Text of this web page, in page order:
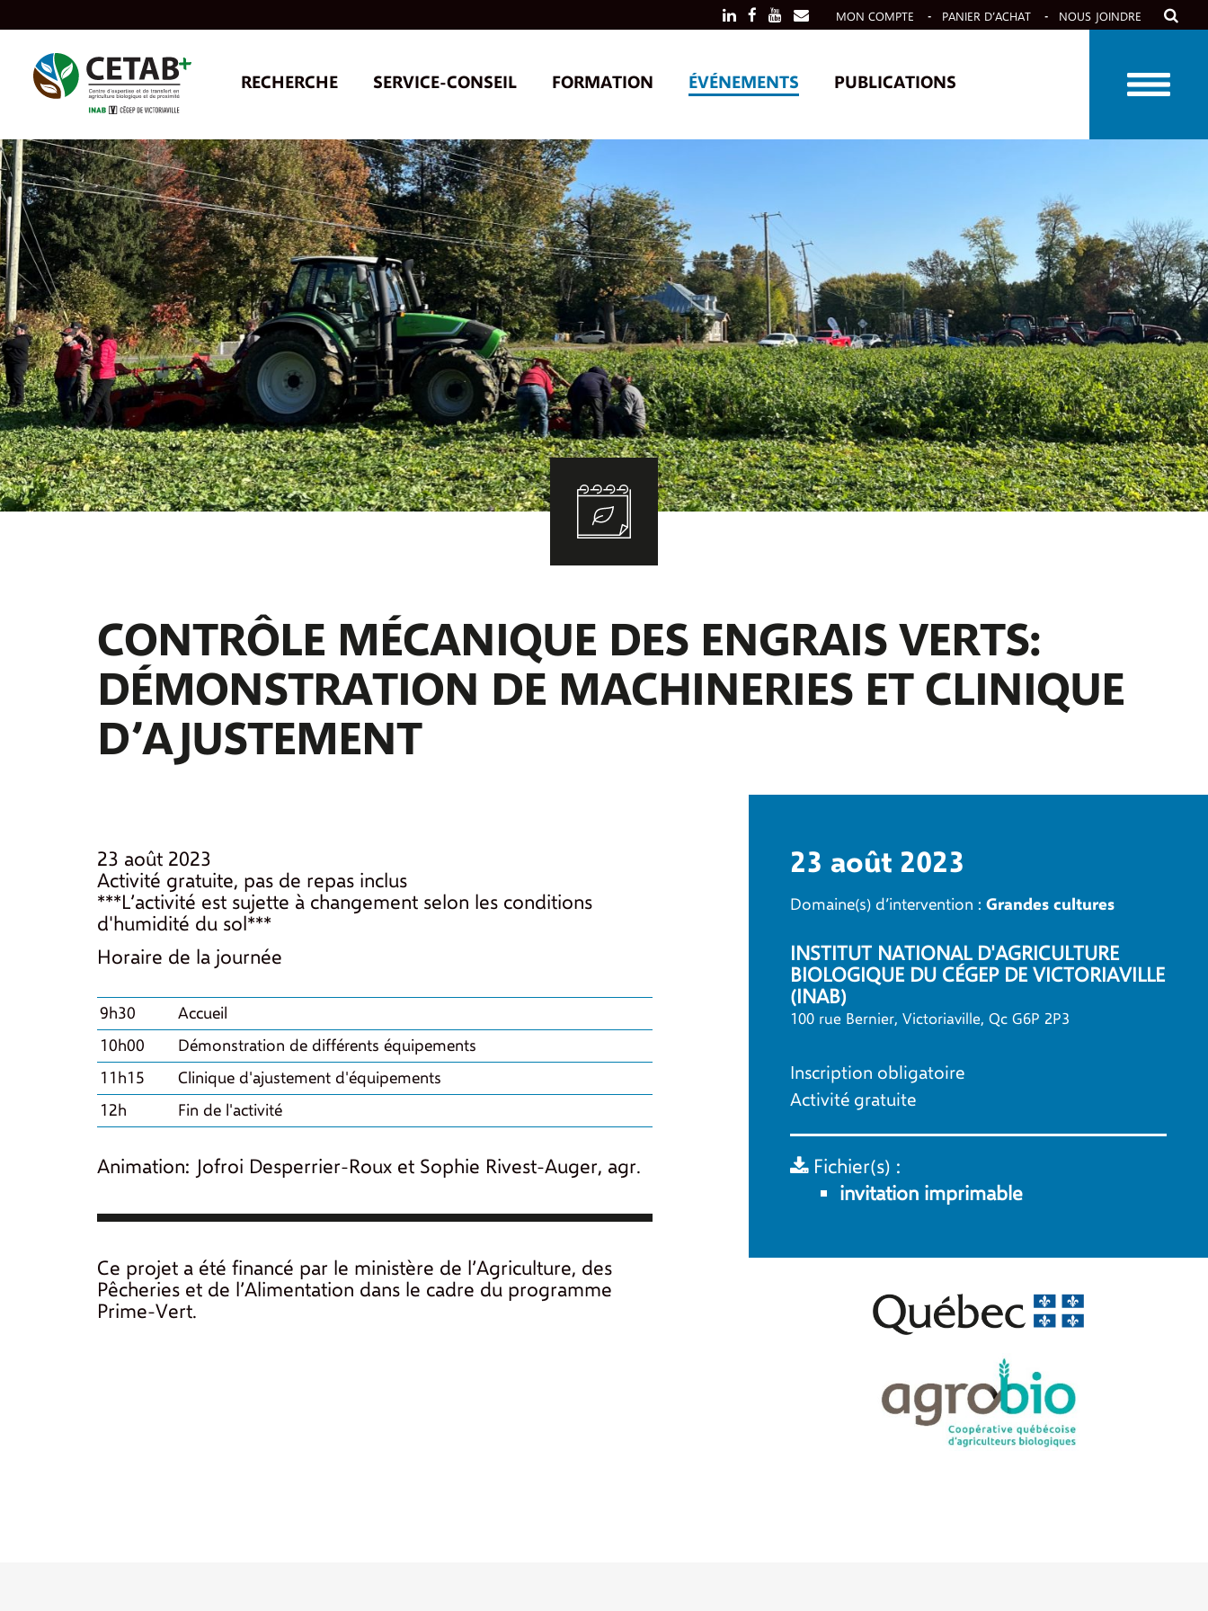
to
content
MON COMPTE PANIER D’ACHAT NOUS JOINDRE
RECHERCHE SERVICE-CONSEIL
SERVICES AUX PRODUCTEURS
SERVICES AUX CONSEILLERS
RECHERCHE EN ENTREPRISE
OUTILS
FORMATION ÉVÉNEMENTS
COLLOQUE ANNUEL “BIO
POUR TOUS!”
VIDÉOS DE NOS ACTIVITÉS
PUBLICATIONS
CAPSULES VIDÉO
CONTRÔLE MÉCANIQUE DES ENGRAIS VERTS:
DÉMONSTRATION DE MACHINERIES ET CLINIQUE
D’AJUSTEMENT
23 août 2023
Activité gratuite, pas de repas inclus
***L’activité est sujette à changement selon les conditions
d'humidité du sol***
Horaire de la journée
9h30
Accueil
10h00
Démonstration de différents équipements
11h15
Clinique d'ajustement d'équipements
12h
Fin de l'activité
Animation: Jofroi Desperrier-Roux et Sophie Rivest-Auger, agr.
Ce projet a été financé par le ministère de l’Agriculture, des
Pêcheries et de l’Alimentation dans le cadre du programme
Prime-Vert.
23 août 2023
Domaine(s) d’intervention :Grandes cultures
INSTITUT NATIONAL D'AGRICULTURE
BIOLOGIQUE DU CÉGEP DE VICTORIAVILLE
(INAB)
100 rue Bernier, Victoriaville, Qc G6P 2P3
Inscription obligatoire
Activité gratuite
Fichier(s) :
invitation imprimable